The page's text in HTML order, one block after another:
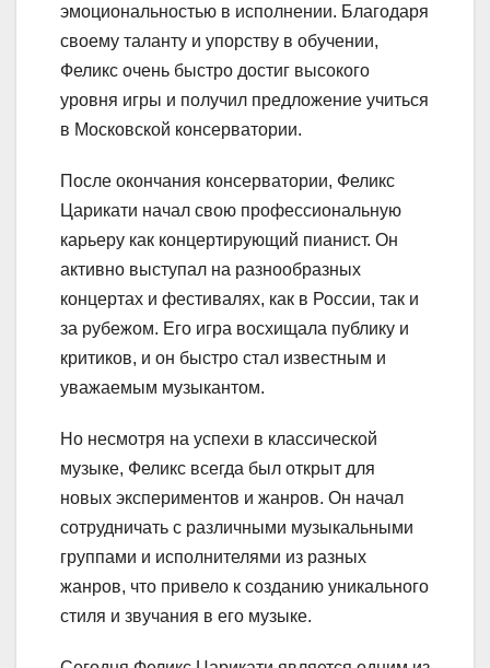
эмоциональностью в исполнении. Благодаря
своему таланту и упорству в обучении,
Феликс очень быстро достиг высокого
уровня игры и получил предложение учиться
в Московской консерватории.
После окончания консерватории, Феликс
Царикати начал свою профессиональную
карьеру как концертирующий пианист. Он
активно выступал на разнообразных
концертах и фестивалях, как в России, так и
за рубежом. Его игра восхищала публику и
критиков, и он быстро стал известным и
уважаемым музыкантом.
Но несмотря на успехи в классической
музыке, Феликс всегда был открыт для
новых экспериментов и жанров. Он начал
сотрудничать с различными музыкальными
группами и исполнителями из разных
жанров, что привело к созданию уникального
стиля и звучания в его музыке.